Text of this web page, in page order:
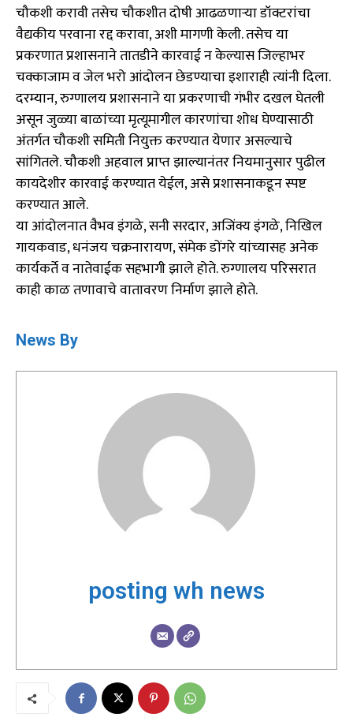
चौकशी करावी तसेच चौकशीत दोषी आढळणाऱ्या डॉक्टरांचा
वैद्यकीय परवाना रद्द करावा, अशी मागणी केली. तसेच या
प्रकरणात प्रशासनाने तातडीने कारवाई न केल्यास जिल्हाभर
चक्काजाम व जेल भरो आंदोलन छेडण्याचा इशाराही त्यांनी दिला.
दरम्यान, रुग्णालय प्रशासनाने या प्रकरणाची गंभीर दखल घेतली
असून जुळ्या बाळांच्या मृत्यूमागील कारणांचा शोध घेण्यासाठी
अंतर्गत चौकशी समिती नियुक्त करण्यात येणार असल्याचे
सांगितले. चौकशी अहवाल प्राप्त झाल्यानंतर नियमानुसार पुढील
कायदेशीर कारवाई करण्यात येईल, असे प्रशासनाकडून स्पष्ट
करण्यात आले.
या आंदोलनात वैभव इंगळे, सनी सरदार, अजिंक्य इंगळे, निखिल
गायकवाड, धनंजय चक्रनारायण, संमेक डोंगरे यांच्यासह अनेक
कार्यकर्ते व नातेवाईक सहभागी झाले होते. रुग्णालय परिसरात
काही काळ तणावाचे वातावरण निर्माण झाले होते.
News By
posting wh news